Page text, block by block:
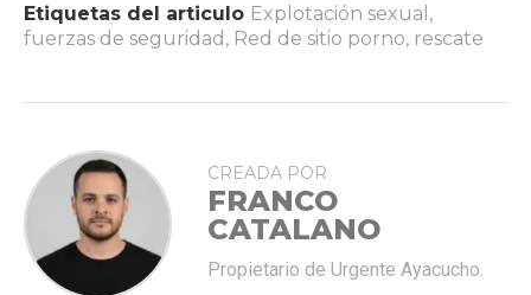
Etiquetas del articulo Explotación sexual ,
fuerzas de seguridad , Red de sitio porno, rescate
CREADA POR
FRANCO
CATALANO
Propietario de Urgente Ayacucho.